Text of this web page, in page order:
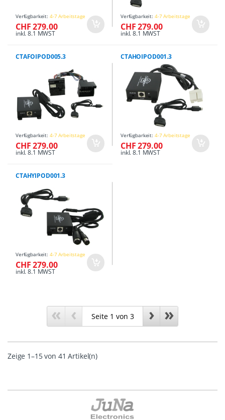
Verfügbarkeit: 4-7 Arbeitstage
CHF 279.00
inkl. 8.1 MWST
Verfügbarkeit: 4-7 Arbeitstage
CHF 279.00
inkl. 8.1 MWST
CTAFOIPOD005.3
Verfügbarkeit: 4-7 Arbeitstage
CHF 279.00
inkl. 8.1 MWST
CTAHOIPOD001.3
Verfügbarkeit: 4-7 Arbeitstage
CHF 279.00
inkl. 8.1 MWST
CTAHYIPOD001.3
Verfügbarkeit: 4-7 Arbeitstage
CHF 279.00
inkl. 8.1 MWST
« ‹ › »
Zeige 1–15 von 41 Artikel(n)